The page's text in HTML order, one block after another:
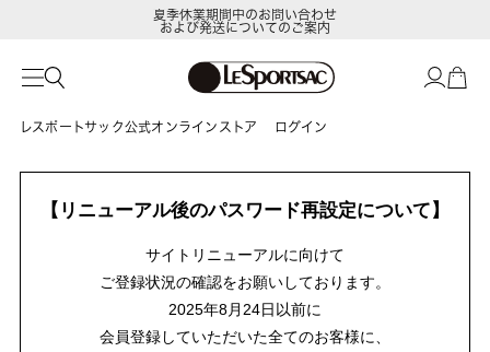
夏季休業期間中のお問い合わせ
および発送についてのご案内
レスポートサック公式オンラインストア ログイン
【リニューアル後のパスワード再設定について】
サイトリニューアルに向けて
ご登録状況の確認をお願いしております。
2025年8月24日以前に
会員登録していただいた全てのお客様に、